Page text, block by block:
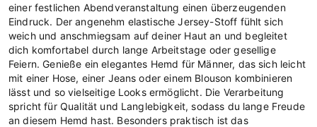
einer festlichen Abendveranstaltung einen überzeugenden
Eindruck. Der angenehm elastische Jersey-Stoff fühlt sich
weich und anschmiegsam auf deiner Haut an und begleitet
dich komfortabel durch lange Arbeitstage oder gesellige
Feiern. Genieße ein elegantes Hemd für Männer, das sich leicht
mit einer Hose, einer Jeans oder einem Blouson kombinieren
lässt und so vielseitige Looks ermöglicht. Die Verarbeitung
spricht für Qualität und Langlebigkeit, sodass du lange Freude
an diesem Hemd hast. Besonders praktisch ist das